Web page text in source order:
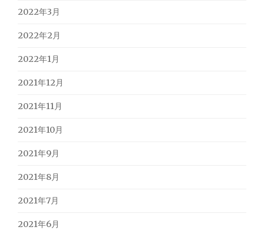
2022年3月
2022年2月
2022年1月
2021年12月
2021年11月
2021年10月
2021年9月
2021年8月
2021年7月
2021年6月